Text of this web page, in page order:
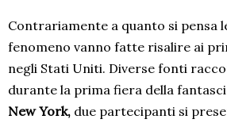
Contrariamente a quanto si pensa
fenomeno vanno fatte risalire ai
negli Stati Uniti. Diverse fonti
durante la prima fiera della
New York, due partecipanti si